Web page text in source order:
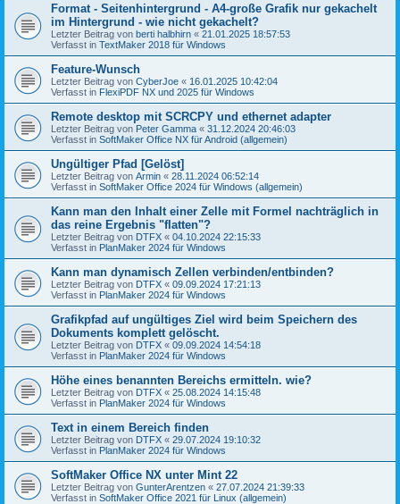
Format - Seitenhintergrund - A4-große Grafik nur gekachelt
im Hintergrund - wie nicht gekachelt?
Letzter Beitrag von berti halbhirn « 21.01.2025 18:57:53
Verfasst in TextMaker 2018 für Windows
Feature-Wunsch
Letzter Beitrag von CyberJoe « 16.01.2025 10:42:04
Verfasst in FlexiPDF NX und 2025 für Windows
Remote desktop mit SCRCPY und ethernet adapter
Letzter Beitrag von Peter Gamma « 31.12.2024 20:46:03
Verfasst in SoftMaker Office NX für Android (allgemein)
Ungültiger Pfad [Gelöst]
Letzter Beitrag von Armin « 28.11.2024 06:52:14
Verfasst in SoftMaker Office 2024 für Windows (allgemein)
Kann man den Inhalt einer Zelle mit Formel nachträglich in
das reine Ergebnis "flatten"?
Letzter Beitrag von DTFX « 04.10.2024 22:15:33
Verfasst in PlanMaker 2024 für Windows
Kann man dynamisch Zellen verbinden/entbinden?
Letzter Beitrag von DTFX « 09.09.2024 17:21:13
Verfasst in PlanMaker 2024 für Windows
Grafikpfad auf ungültiges Ziel wird beim Speichern des
Dokuments komplett gelöscht.
Letzter Beitrag von DTFX « 09.09.2024 14:54:18
Verfasst in PlanMaker 2024 für Windows
Höhe eines benannten Bereichs ermitteln. wie?
Letzter Beitrag von DTFX « 25.08.2024 14:15:48
Verfasst in PlanMaker 2024 für Windows
Text in einem Bereich finden
Letzter Beitrag von DTFX « 29.07.2024 19:10:32
Verfasst in PlanMaker 2024 für Windows
SoftMaker Office NX unter Mint 22
Letzter Beitrag von GunterArentzen « 27.07.2024 21:39:33
Verfasst in SoftMaker Office 2021 für Linux (allgemein)